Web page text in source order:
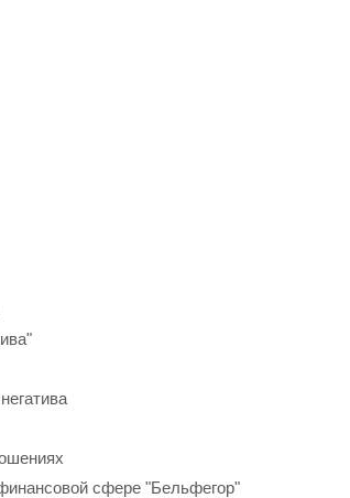
сфере "Бельфегор"